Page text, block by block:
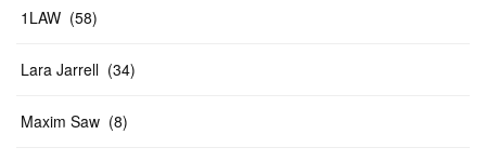
1LAW (58)
Lara Jarrell (34)
Maxim Saw (8)